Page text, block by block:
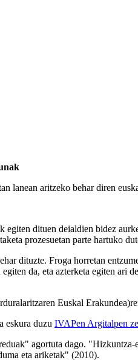
lanean aritzeko behar diren
dituen deialdien bidez
prozesuetan parte hartuko
dituzte. Froga horretan
da, eta azterketa egiten
Euskal
eskura duzu IVAPen Argitalpen
agortuta dago.
eta ariketak" (2010).